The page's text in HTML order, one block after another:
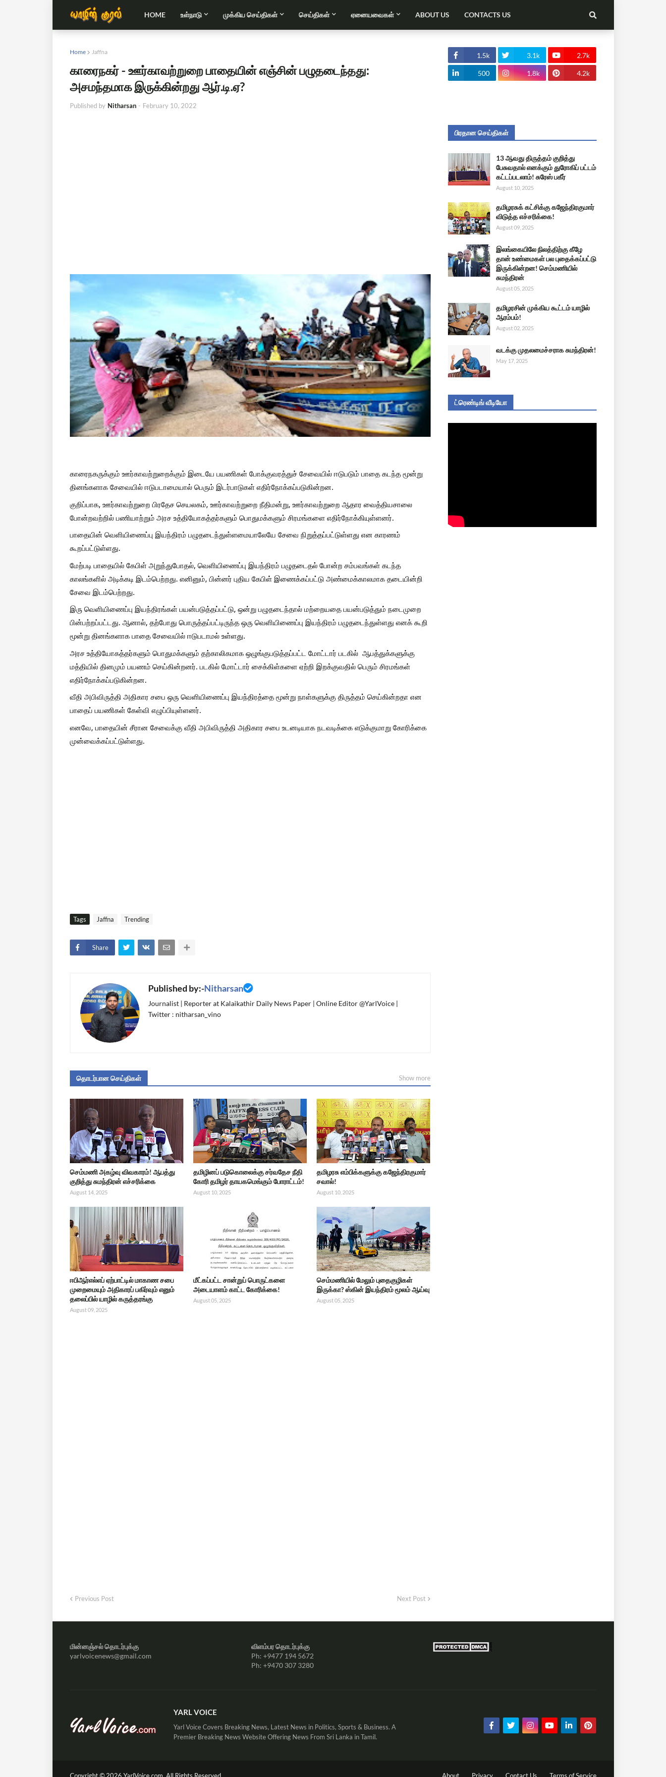
HOME உள்நாடு முக்கிய செய்திகள் செய்திகள் ஏனையவைகள் ABOUT US CONTACTS US
Home Jaffna
காரைநகர் - ஊர்காவற்றுறை பாதையின் எஞ்சின் பழுதடைந்தது:
அசமந்தமாக இருக்கின்றது ஆர்.டி.ஏ?
Published by Nitharsan - February 10, 2022
காரைநகருக்கும் ஊர்காவற்றுறைக்கும் இடையே பயணிகள் போக்குவரத்துச் சேவையில் ஈடுபடும் பாதை கடந்த மூன்று
தினங்களாக சேவையில் ஈடுபடாமையால் பெரும் இடர்பாடுகள் எதிர்நோக்கப்படுகின்றன.
குறிப்பாக, ஊர்காவற்றுறை பிரதேச செயலகம், ஊர்காவற்றுறை நீதிமன்று, ஊர்காவற்றுறை ஆதார வைத்தியசாலை
போன்றவற்றில் பணியாற்றும் அரச உத்தியோகத்தர்களும் பொதுமக்களும் சிரமங்களை எதிர்நோக்கியுள்ளனர்.
பாதையின் வெளியிணைப்பு இயந்திரம் பழுதடைந்துள்ளமையாலேயே சேவை நிறுத்தப்பட்டுள்ளது என காரணம்
கூறப்பட்டுள்ளது.
மேற்படி பாதையில் கேபிள் அறுந்துபோதல், வெளியிணைப்பு இயந்திரம் பழுதடைதல் போன்ற சம்பவங்கள் கடந்த
காலங்களில் அடிக்கடி இடம்பெற்றது. எனினும், பின்னர் புதிய கேபிள் இணைக்கப்பட்டு அண்மைக்காலமாக தடையின்றி
சேவை இடம்பெற்றது.
இரு வெளியிணைப்பு இயந்திரங்கள் பயன்படுத்தப்பட்டு, ஒன்று பழுதடைந்தால் மற்றையதை பயன்படுத்தும் நடைமுறை
பின்பற்றப்பட்டது. ஆனால், தற்போது பொருத்தப்பட்டிருந்த ஒரு வெளியிணைப்பு இயந்திரம் பழுதடைந்துள்ளது எனக் கூறி
மூன்று தினங்களாக பாதை சேவையில் ஈடுபடாமல் உள்ளது.
அரச உத்தியோகத்தர்களும் பொதுமக்களும் தற்காலிகமாக ஒழுங்குபடுத்தப்பட்ட மோட்டார் படகில்  ஆபத்துக்களுக்கு
மத்தியில் தினமும் பயணம் செய்கின்றனர். படகில் மோட்டார் சைக்கிள்களை ஏற்றி இறக்குவதில் பெரும் சிரமங்கள்
எதிர்நோக்கப்படுகின்றன.
வீதி அபிவிருத்தி அதிகார சபை ஒரு வெளியிணைப்பு இயந்திரத்தை மூன்று நாள்களுக்கு திருத்தம் செய்கின்றதா என
பாதைப் பயணிகள் கேள்வி எழுப்பியுள்ளனர்.
எனவே, பாதையின் சீரான சேவைக்கு வீதி அபிவிருத்தி அதிகார சபை உடனடியாக நடவடிக்கை எடுக்குமாறு கோரிக்கை
முன்வைக்கப்பட்டுள்ளது.
Tags Jaffna Trending
Share
Published by:-Nitharsan
Journalist | Reporter at Kalaikathir Daily News Paper | Online Editor @YarlVoice |
Twitter : nitharsan_vino
தொடர்பான செய்திகள் Show more
செம்மணி அகழ்வு விவகாரம்! ஆபத்து
குறித்து சுமந்திரன் எச்சரிக்கை
August 14, 2025
தமிழினப் படுகொலைக்கு சர்வதேச நீதி
கோரி தமிழர் தாயகமெங்கும் போராட்டம்!
August 10, 2025
தமிழரசு எம்பிக்களுக்கு கஜேந்திரகுமார்
சவால்!
August 10, 2025
ஈபிஆர்எல்எப் ஏற்பாட்டில் மாகாண சபை
முறைமையும் அதிகாரப் பகிர்வும் எனும்
தலைப்பில் யாழில் கருத்தரங்கு
August 09, 2025
மீட்கப்பட்ட சான்றுப் பொருட்களை
அடையாளம் காட்ட கோரிக்கை!
August 05, 2025
செம்மணியில் மேலும் புதைகுழிகள்
இருக்கா? ஸ்கின் இயந்திரம் மூலம் ஆய்வு
August 05, 2025
Previous Post Next Post
1.5k 3.1k 2.7k
500 1.8k 4.2k
பிரதான செய்திகள்
13 ஆவது திருத்தம் குறித்து
பேசுவதால் எனக்கும் துரோகிப் பட்டம்
கட்டப்படலாம்! சுரேஸ் பகீர்
August 10, 2025
தமிழரசுக் கட்சிக்கு கஜேந்திரகுமார்
விடுத்த எச்சரிக்கை!
August 09, 2025
இலங்கையிலே நிலத்திற்கு கீழே
தான் உண்மைகள் பல புதைக்கப்பட்டு
இருக்கின்றன! செம்மணியில்
சுமந்திரன்
August 05, 2025
தமிழரசின் முக்கிய கூட்டம் யாழில்
ஆரம்பம்!
August 02, 2025
வடக்கு முதலமைச்சராக சுமந்திரன்!
May 17, 2025
ட்ரெண்டிங் வீடியோ
மின்னஞ்சல் தொடர்புக்கு
yarlvoicenews@gmail.com
விளம்பர தொடர்புக்கு
Ph: +9477 194 5672
Ph: +9470 307 3280
YARL VOICE
Yarl Voice Covers Breaking News, Latest News in Politics, Sports & Business. A
Premier Breaking News Website Offering News From Sri Lanka in Tamil.
Copyright © 2026 YarlVoice.com, All Rights Reserved. About Privacy Contact Us Terms of Service